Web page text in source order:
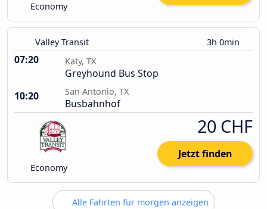
Economy
Valley Transit 3h 0min
07:20 Katy, TX
Greyhound Bus Stop
10:20
San Antonio, TX
Busbahnhof
Economy
20 CHF
Jetzt finden
Alle Fahrten für morgen anzeigen